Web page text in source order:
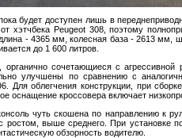
будет доступен лишь в
хэтчбека Peugeot 308, поэтому
- 4365 мм, колесная база - 2613
до 1 600 литров.
сочетающиеся с
улучшены по сравнению с
Для облегчения конструкции, при
оснащение кроссовера включает
чуть скошена по направлению к
ростом, выше среднего. При установке
обзорность водителю.